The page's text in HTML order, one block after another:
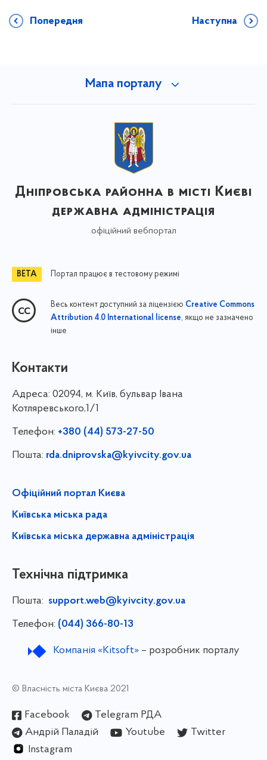
Попередня Наступна
Мапа порталу
Дніпровська районна в місті Києві
державна адміністрація
офіційний вебпортал
Портал працює в тестовому режимі
Весь контент доступний за ліцензією Creative Commons
Attribution 4.0 International license, якщо не зазначено
інше
Контакти
Адреса: 02094, м. Київ, бульвар Івана
Котляревського,1/1
Телефон: +380 (44) 573-27-50
Пошта: rda.dniprovska@kyivcity.gov.ua
Офіційний портал Києва
Київська міська рада
Київська міська державна адміністрація
Технічна підтримка
Пошта: support.web@kyivcity.gov.ua
Телефон: (044) 366-80-13
Компанія «Kitsoft»– розробник порталу
© Власність міста Києва 2021
Facebook
Telegram РДА
Андрій Паладій
Youtube
Twitter
Instagram